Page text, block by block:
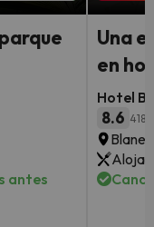
antes
Una
en
Hotel
8.6